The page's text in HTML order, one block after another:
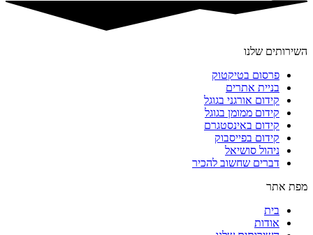
השירותים שלנו
פרסום בטיקטוק
בניית אתרים
קידום אורגני בגוגל
קידום ממומן בגוגל
קידום באינסטגרם
קידום בפייסבוק
ניהול סושיאל
דברים שחשוב להכיר
מפת אתר
בית
אודות